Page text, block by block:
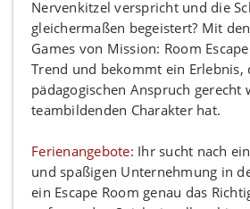
Nervenkitzel verspricht und die
gleichermaßen begeistert? Mit
Games von Mission: Room
Trend und bekommt ein Erlebnis,
pädagogischen Anspruch gerecht
teambildenden Charakter hat.
Ferienangebote: Ihr sucht nach
und spaßigen Unternehmung in
ein Escape Room genau das